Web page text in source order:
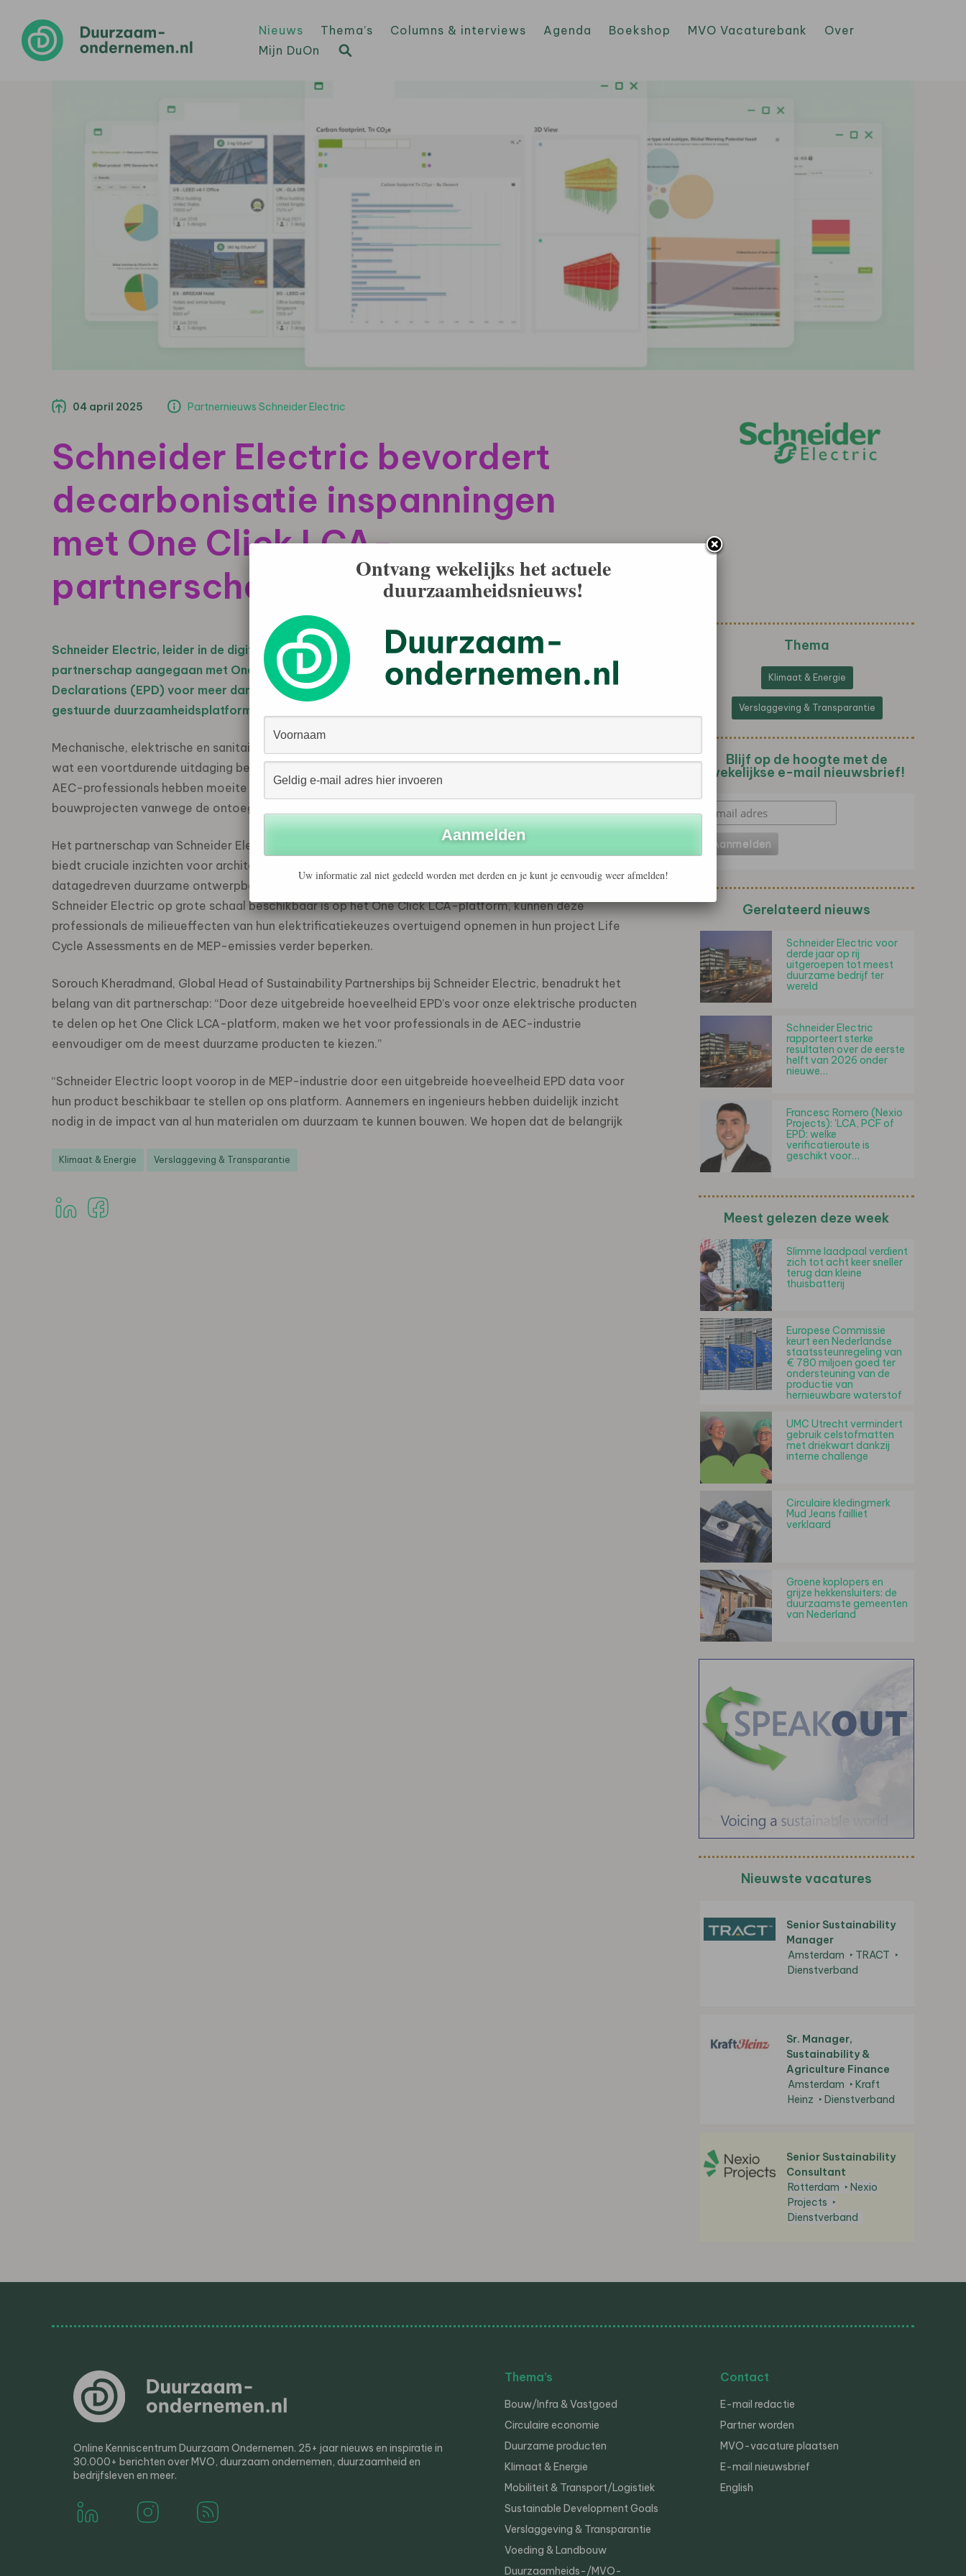
Nieuws Thema’s Columns & interviews Agenda Boekshop MVO Vacaturebank
Over
Mijn DuOn
04 april 2025 Partnernieuws Schneider Electric
Schneider Electric bevordert
decarbonisatie inspanningen
met One Click LCA-
partnerschap
Schneider Electric, leider in de digitale transformatie van energiebeheer en automatisering, is een
partnerschap aangegaan met One Click LCA om de milieuprofielen van type III Environmental Product
Declarations (EPD) voor meer dan 50.000 van zijn elektrische producten te delen op hun AI-
gestuurde duurzaamheidsplatform en -oplossingen.
Mechanische, elektrische en sanitaire (MEP) componenten missen van oudsher uitgebreide milieudata,
wat een voortdurende uitdaging betekent voor de architectuur, engineering en bouw (AEC)-industrie.
AEC-professionals hebben moeite met het inschatten van de belichaamde koolstof van hun
bouwprojecten vanwege de ontoegankelijkheid en schaarste van milieudata voor gebouwinstallaties.
Het partnerschap van Schneider Electric met One Click LCA pakt deze situatie aan. Dit partnerschap
biedt cruciale inzichten voor architecten, ingenieurs, ontwerpers en duurzaamheidsexperts om
datagedreven duurzame ontwerpbeslissingen te nemen. Nu het EPD voor elektrische producten van
Schneider Electric op grote schaal beschikbaar is op het One Click LCA-platform, kunnen deze
professionals de milieueffecten van hun elektrificatiekeuzes overtuigend opnemen in hun project Life
Cycle Assessments en de MEP-emissies verder beperken.
Sorouch Kheradmand, Global Head of Sustainability Partnerships bij Schneider Electric, benadrukt het
belang van dit partnerschap: “Door deze uitgebreide hoeveelheid EPD’s voor onze elektrische producten
te delen op het One Click LCA-platform, maken we het voor professionals in de AEC-industrie
eenvoudiger om de meest duurzame producten te kiezen.”
“Schneider Electric loopt voorop in de MEP-industrie door een uitgebreide hoeveelheid EPD data voor
hun product beschikbaar te stellen op ons platform. Aannemers en ingenieurs hebben duidelijk inzicht
nodig in de impact van al hun materialen om duurzaam te kunnen bouwen. We hopen dat de belangrijk
Klimaat & Energie Verslaggeving & Transparantie
Thema
Klimaat & Energie
Verslaggeving & Transparantie
Blijf op de hoogte met de
wekelijkse e-mail nieuwsbrief!
Gerelateerd nieuws
Schneider Electric voor
derde jaar op rij
uitgeroepen tot meest
duurzame bedrijf ter
wereld
Schneider Electric
rapporteert sterke
resultaten over de eerste
helft van 2026 onder
nieuwe…
Francesc Romero (Nexio
Projects): 'LCA, PCF of
EPD: welke
verificatieroute is
geschikt voor…
Meest gelezen deze week
Slimme laadpaal verdient
zich tot acht keer sneller
terug dan kleine
thuisbatterij
Europese Commissie
keurt een Nederlandse
staatssteunregeling van
€ 780 miljoen goed ter
ondersteuning van de
productie van
hernieuwbare waterstof
UMC Utrecht vermindert
gebruik celstofmatten
met driekwart dankzij
interne challenge
Circulaire kledingmerk
Mud Jeans failliet
verklaard
Groene koplopers en
grijze hekkensluiters: de
duurzaamste gemeenten
van Nederland
Nieuwste vacatures
Senior Sustainability
Manager
Amsterdam
TRACT
Dienstverband
Sr. Manager,
Sustainability &
Agriculture Finance
Amsterdam
Kraft
Heinz
Dienstverband
Senior Sustainability
Consultant
Rotterdam
Nexio
Projects
Dienstverband
Online Kenniscentrum Duurzaam Ondernemen. 25+ jaar nieuws en inspiratie in
30.000+ berichten over MVO, duurzaam ondernemen, duurzaamheid en
bedrijfsleven en meer.
Thema’s
Bouw/Infra & Vastgoed
Circulaire economie
Duurzame producten
Klimaat & Energie
Mobiliteit & Transport/Logistiek
Sustainable Development Goals
Verslaggeving & Transparantie
Voeding & Landbouw
Duurzaamheids-/MVO-
Contact
E-mail redactie
Partner worden
MVO-vacature plaatsen
E-mail nieuwsbrief
English
Ontvang wekelijks het actuele
duurzaamheidsnieuws!
Uw informatie zal niet gedeeld worden met derden en je kunt je eenvoudig weer afmelden!